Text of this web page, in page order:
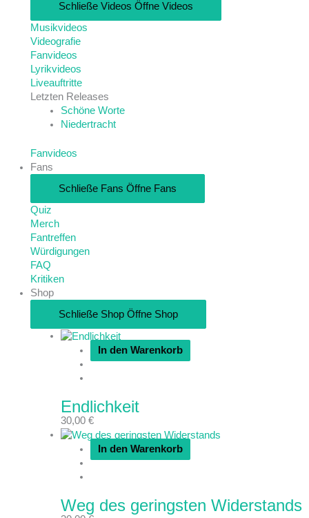
Schließe Videos Öffne Videos
Musikvideos
Videografie
Fanvideos
Lyrikvideos
Liveauftritte
Letzten Releases
Schöne Worte
Niedertracht
Fanvideos
Fans
Schließe Fans Öffne Fans
Quiz
Merch
Fantreffen
Würdigungen
FAQ
Kritiken
Shop
Schließe Shop Öffne Shop
In den Warenkorb
Endlichkeit
30,00 €
In den Warenkorb
Weg des geringsten Widerstands